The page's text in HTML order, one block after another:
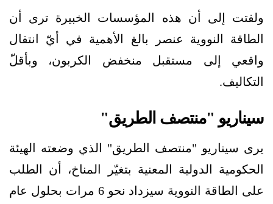
ولفتت إلى أن هذه المؤسسات الخبيرة ترى أن
الطاقة النووية عنصر بالغ الأهمية في أيّ انتقال
واقعي إلى مستقبل منخفض الكربون، وبأقلّ
التكاليف.
سيناريو "منتصف الطريق"
يرى سيناريو "منتصف الطريق" الذي وضعته الهيئة
الحكومية الدولية المعنية بتغيّر المناخ، أن الطلب
على الطاقة النووية سيزداد نحو 6 مرات بحلول عام